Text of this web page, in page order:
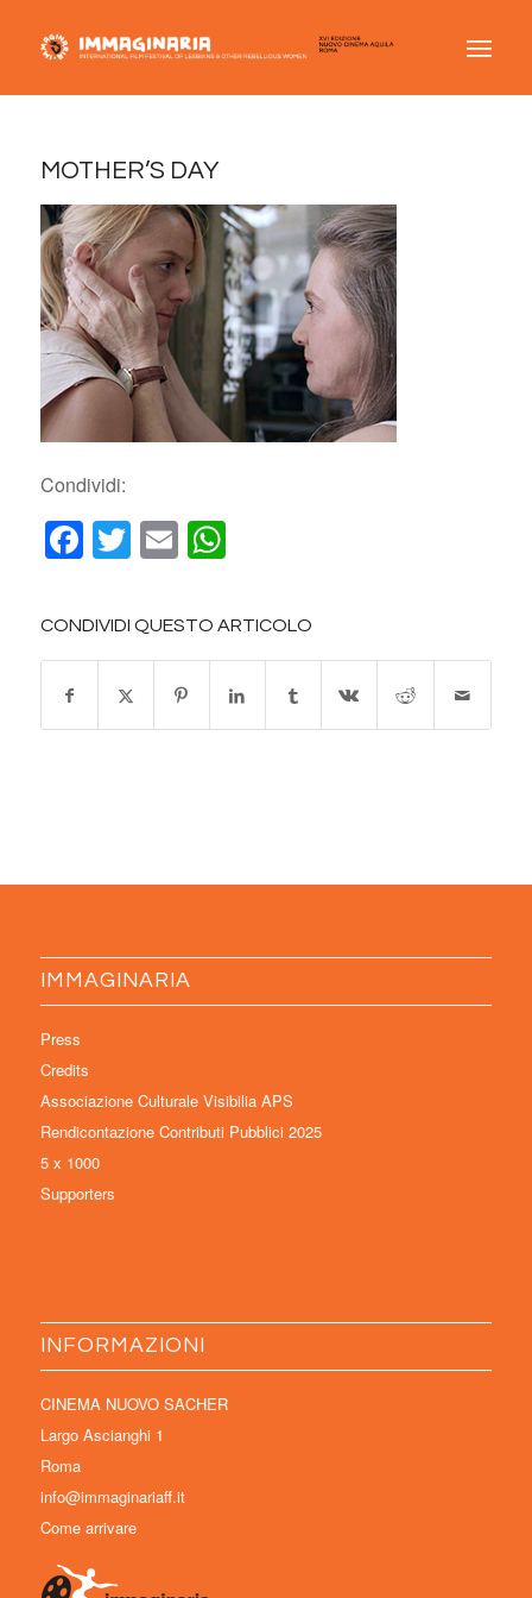
MOTHER’S DAY
Condividi:
Facebook
Twitter
EmailWhatsApp
CONDIVIDI QUESTO ARTICOLO
IMMAGINARIA
Press
Credits
Associazione Culturale Visibilia APS
Rendicontazione Contributi Pubblici 2025
5 x 1000
Supporters
INFORMAZIONI
CINEMA NUOVO SACHER
Largo Ascianghi 1
Roma
info@immaginariaff.it
Come arrivare